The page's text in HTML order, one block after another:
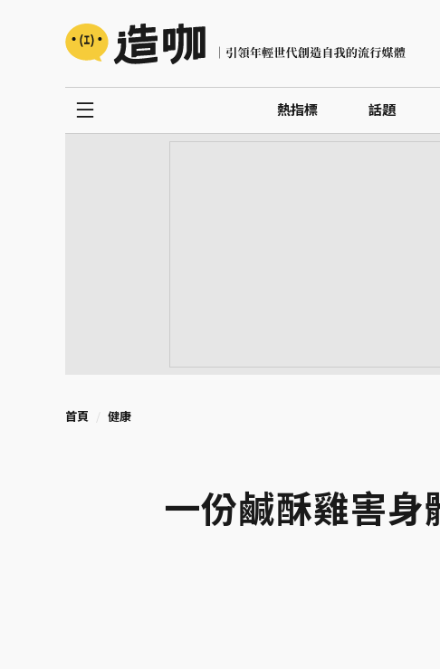
熱指標 話題
首頁 健康
一份鹹酥雞害身